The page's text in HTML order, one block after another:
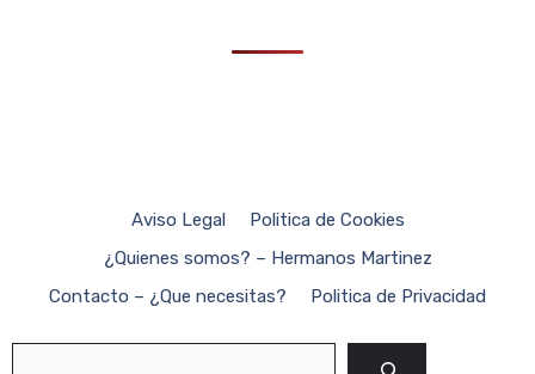
Aviso Legal
Politica de Cookies
¿Quienes somos? – Hermanos Martinez
Contacto – ¿Que necesitas?
Politica de Privacidad